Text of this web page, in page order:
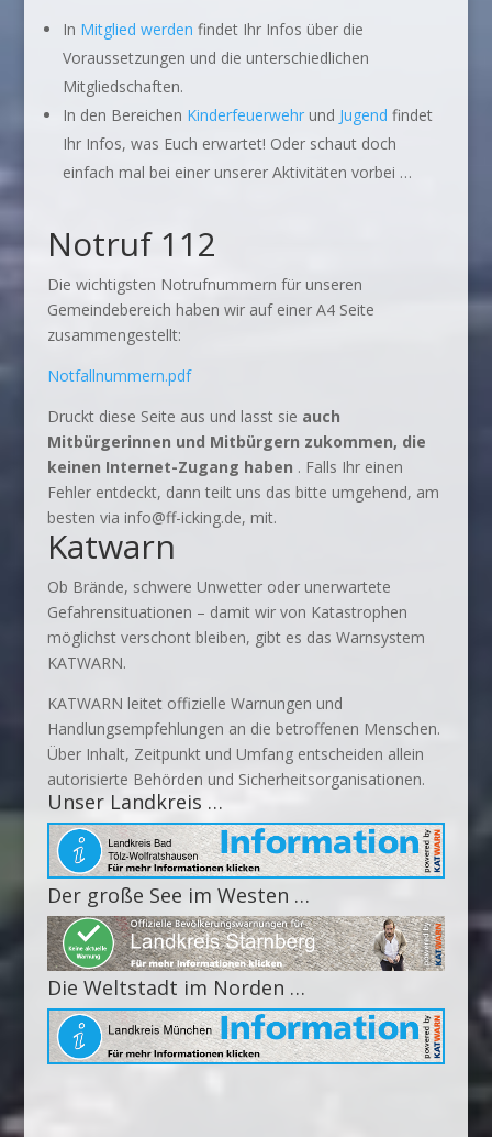
In Mitglied werden findet Ihr Infos über die
Voraussetzungen und die unterschiedlichen
Mitgliedschaften.
In den Bereichen Kinderfeuerwehrund Jugend findet
Ihr Infos, was Euch erwartet! Oder schaut doch
einfach mal bei einer unserer Aktivitäten vorbei …
Notruf 112
Die wichtigsten Notrufnummern für unseren
Gemeindebereich haben wir auf einer A4 Seite
zusammengestellt:
Notfallnummern.pdf
Druckt diese Seite aus und lasst sie auch
Mitbürgerinnen und Mitbürgern zukommen, die
keinen Internet-Zugang haben . Falls Ihr einen
Fehler entdeckt, dann teilt uns das bitte umgehend, am
besten via info@ff-icking.de, mit.
Katwarn
Ob Brände, schwere Unwetter oder unerwartete
Gefahrensituationen – damit wir von Katastrophen
möglichst verschont bleiben, gibt es das Warnsystem
KATWARN.
KATWARN leitet offizielle Warnungen und
Handlungsempfehlungen an die betroffenen Menschen.
Über Inhalt, Zeitpunkt und Umfang entscheiden allein
autorisierte Behörden und Sicherheitsorganisationen.
Unser Landkreis …
Der große See im Westen …
Die Weltstadt im Norden …